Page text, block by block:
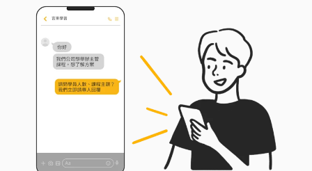
講師授課滿意度最高紀錄。同時也是第一位獲邀在
中國教育電視台國視講堂主講企業管理課程的台灣
講師。